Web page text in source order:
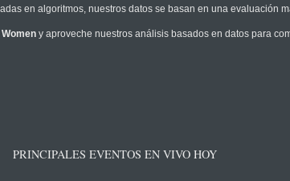
en algoritmos, nuestros datos se basan en una evaluación
y aproveche nuestros análisis basados en datos para
PRINCIPALES EVENTOS EN VIVO HOY